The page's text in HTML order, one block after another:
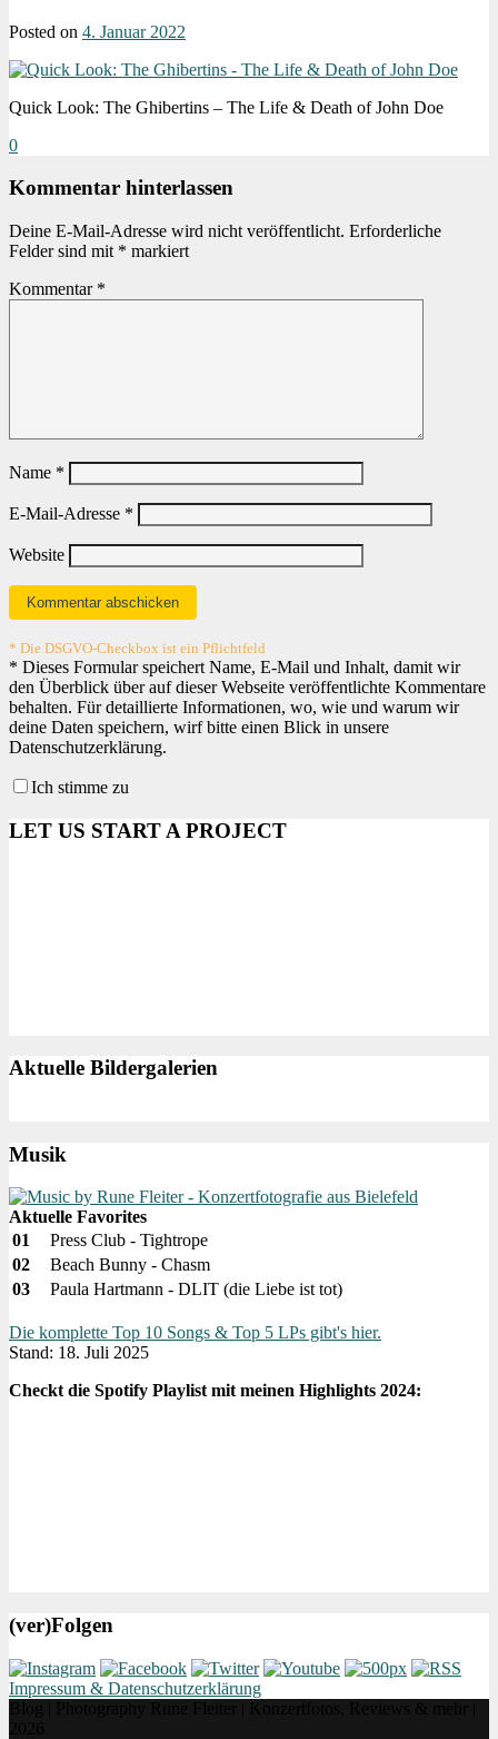
Posted on 4. Januar 2022
Quick Look: The Ghibertins – The Life & Death of John Doe
0
Kommentar hinterlassen
Deine E-Mail-Adresse wird nicht veröffentlicht. Erforderliche
Felder sind mit * markiert
Kommentar *
Name *
E-Mail-Adresse *
Website
* Die DSGVO-Checkbox ist ein Pflichtfeld
* Dieses Formular speichert Name, E-Mail und Inhalt, damit wir
den Überblick über auf dieser Webseite veröffentlichte Kommentare
behalten. Für detaillierte Informationen, wo, wie und warum wir
deine Daten speichern, wirf bitte einen Blick in unsere
Datenschutzerklärung.
Ich stimme zu
LET US START A PROJECT
Aktuelle Bildergalerien
Musik
Aktuelle Favorites
01
Press Club - Tightrope
02
Beach Bunny - Chasm
03
Paula Hartmann - DLIT (die Liebe ist tot)
Die komplette Top 10 Songs & Top 5 LPs gibt's hier.
Stand: 18. Juli 2025
Checkt die Spotify Playlist mit meinen Highlights 2024:
(ver)Folgen
Impressum & Datenschutzerklärung